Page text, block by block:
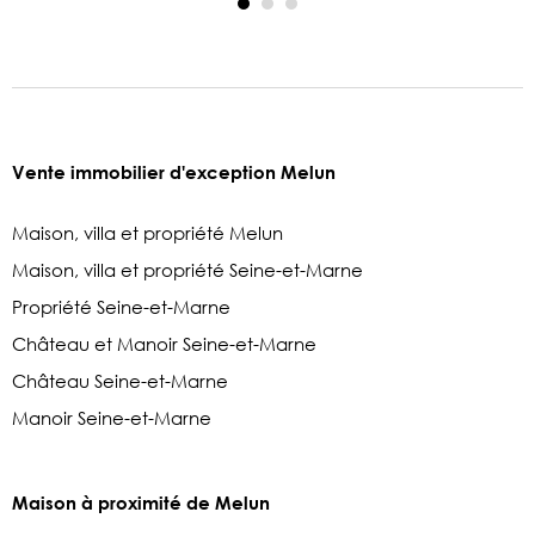
Vente immobilier d'exception Melun
Maison, villa et propriété Melun
Maison, villa et propriété Seine-et-Marne
Propriété Seine-et-Marne
Château et Manoir Seine-et-Marne
Château Seine-et-Marne
Manoir Seine-et-Marne
Maison à proximité de Melun